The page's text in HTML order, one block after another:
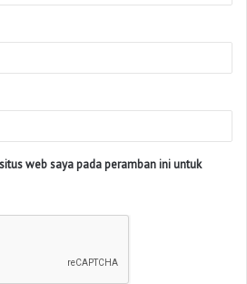
web saya pada peramban ini untuk